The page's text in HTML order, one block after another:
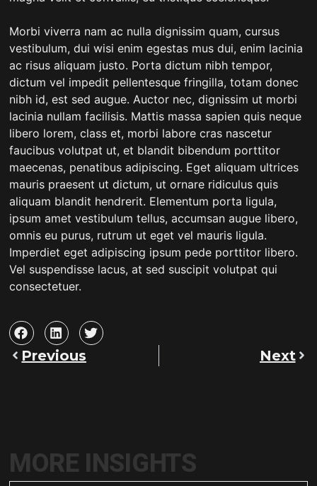
Morbi viverra nam ac nulla dignissim quam, cursus
vestibulum, dui wisi enim egestas mus dui, enim lacinia
ac risus aliquam justo. Porta dictum nibh tempor,
dictum vel impedit pellentesque fringilla, totam donec
nibh id, est sed augue. Auctor nec, dignissim ut morbi
lacinia nullam facilisis. Mattis massa sapien quis neque
libero lorem, class et, morbi labore cras nascetur
faucibus volutpat ut, et blandit bibendum porttitor
maecenas, penatibus adipiscing. Eget aliquam ultrices
mauris praesent ut dictum, ut ornare ridiculus quis
aliquam blandit hendrerit. Elementum porta ligula,
ipsum amet vestibulum tellus, accumsan augue libero,
omnis eu purus, rutrum ut eget vel mauris ligula.
Imperdiet eget adipiscing ipsum pede porttitor libero.
Vel suspendisse lacus, at sed suscipit volutpat qui
consectetuer.
Previous Next
MORE INSIGHTS